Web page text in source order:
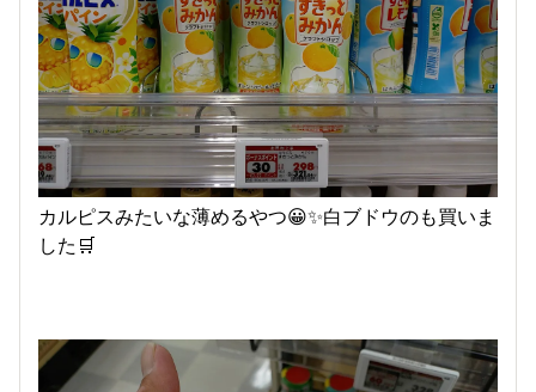
カルピスみたいな薄めるやつ😀✨白ブドウのも買いま
した🛒